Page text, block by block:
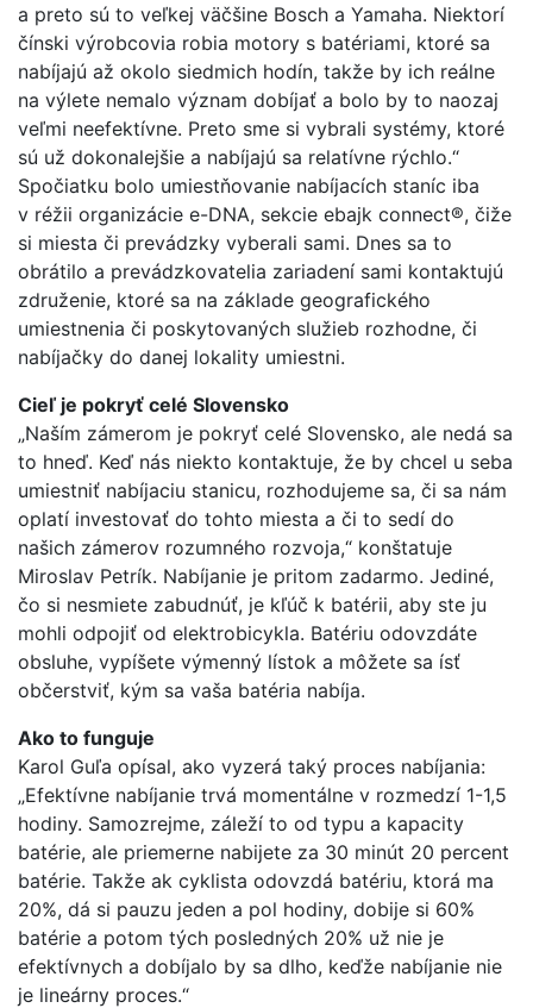
a preto sú to veľkej väčšine Bosch a Yamaha. Niektorí
čínski výrobcovia robia motory s batériami, ktoré sa
nabíjajú až okolo siedmich hodín, takže by ich reálne
na výlete nemalo význam dobíjať a bolo by to naozaj
veľmi neefektívne. Preto sme si vybrali systémy, ktoré
sú už dokonalejšie a nabíjajú sa relatívne rýchlo.“
Spočiatku bolo umiestňovanie nabíjacích staníc iba
v réžii organizácie e-DNA, sekcie ebajk connect®, čiže
si miesta či prevádzky vyberali sami. Dnes sa to
obrátilo a prevádzkovatelia zariadení sami kontaktujú
združenie, ktoré sa na základe geografického
umiestnenia či poskytovaných služieb rozhodne, či
nabíjačky do danej lokality umiestni.
Cieľ je pokryť celé Slovensko
„Naším zámerom je pokryť celé Slovensko, ale nedá sa
to hneď. Keď nás niekto kontaktuje, že by chcel u seba
umiestniť nabíjaciu stanicu, rozhodujeme sa, či sa nám
oplatí investovať do tohto miesta a či to sedí do
našich zámerov rozumného rozvoja,“ konštatuje
Miroslav Petrík. Nabíjanie je pritom zadarmo. Jediné,
čo si nesmiete zabudnúť, je kľúč k batérii, aby ste ju
mohli odpojiť od elektrobicykla. Batériu odovzdáte
obsluhe, vypíšete výmenný lístok a môžete sa ísť
občerstviť, kým sa vaša batéria nabíja.
Ako to funguje
Karol Guľa opísal, ako vyzerá taký proces nabíjania:
„Efektívne nabíjanie trvá momentálne v rozmedzí 1-1,5
hodiny. Samozrejme, záleží to od typu a kapacity
batérie, ale priemerne nabijete za 30 minút 20 percent
batérie. Takže ak cyklista odovzdá batériu, ktorá ma
20%, dá si pauzu jeden a pol hodiny, dobije si 60%
batérie a potom tých posledných 20% už nie je
efektívnych a dobíjalo by sa dlho, keďže nabíjanie nie
je lineárny proces.“